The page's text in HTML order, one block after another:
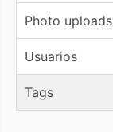
Photo uploads
Usuarios
Tags